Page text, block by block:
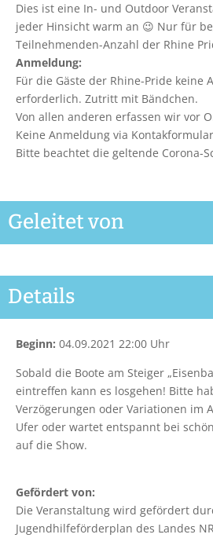
Dies ist eine In- und Outdoor
jeder Hinsicht warm an 😉 Nur für
Teilnehmenden-Anzahl der Rhine
Anmeldung:
Für die Gäste der Rhine-Pride keine
erforderlich. Zutritt mit Bändchen.
Von allen anderen erfassen wir vor
Keine Anmeldung via
Bitte beachtet die geltende Corona-
Geleitet von
Details
Beginn: 04.09.2021 22:00 Uhr
Sobald die Boote am Steiger
eintreffen kann es losgehen! Bitte
Verzögerungen oder Variationen im
Ufer oder wartet entspannt bei
auf die Show.
Gefördert von:
Die Veranstaltung wird gefördert
Jugendhilfeförderplan des Landes